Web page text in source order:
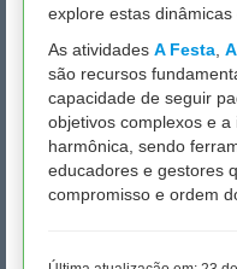
explore estas dinâmicas
As atividades A Festa
são recursos
capacidade de seguir
objetivos complexos e
harmônica, sendo
educadores e gestores
compromisso e ordem